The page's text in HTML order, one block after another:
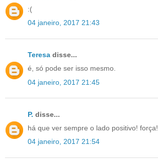
:(
04 janeiro, 2017 21:43
Teresa disse...
é, só pode ser isso mesmo.
04 janeiro, 2017 21:45
P. disse...
há que ver sempre o lado positivo! força!
04 janeiro, 2017 21:54